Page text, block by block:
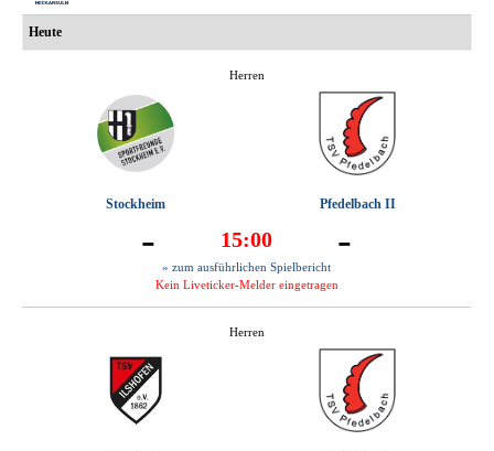
Heute
Herren
Stockheim Pfedelbach II
- 15:00 -
» zum ausführlichen Spielbericht
Kein Liveticker-Melder eingetragen
Herren